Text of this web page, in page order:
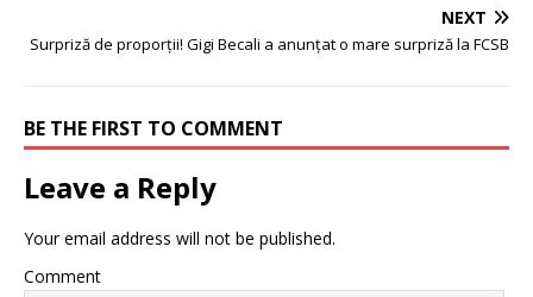
NEXT
Surpriză de proporții! Gigi Becali a anunțat o mare surpriză la FCSB
BE THE FIRST TO COMMENT
Leave a Reply
Your email address will not be published.
Comment